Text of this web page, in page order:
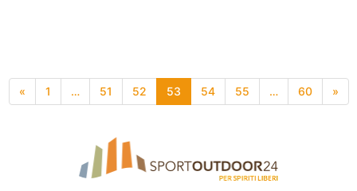
« 1 … 51 52 53 54 55 … 60 »